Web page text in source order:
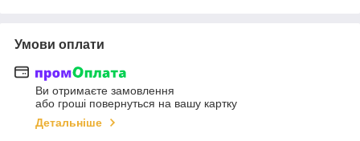
Умови оплати
Ви отримаєте замовлення
або гроші повернуться на вашу картку
Детальніше